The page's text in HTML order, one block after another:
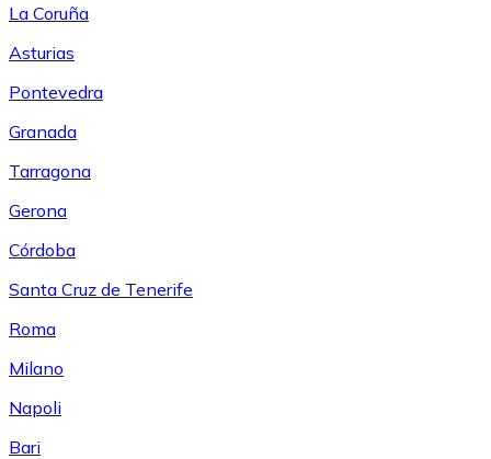
La Coruña
Asturias
Pontevedra
Granada
Tarragona
Gerona
Córdoba
Santa Cruz de Tenerife
Roma
Milano
Napoli
Bari